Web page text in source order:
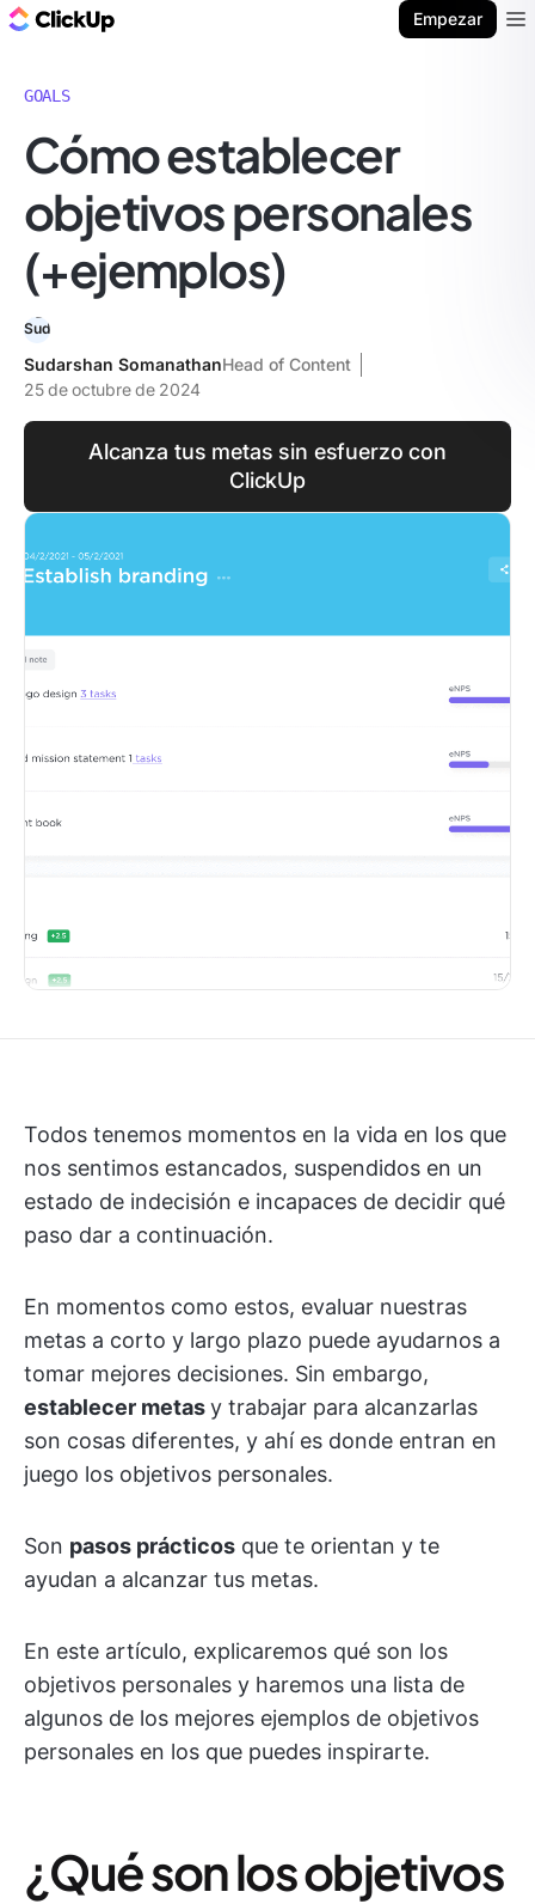
Empezar
GOALS
Cómo establecer
objetivos personales
(+ejemplos)
Sudarshan SomanathanHead of Content
25 de octubre de 2024
Alcanza tus metas sin esfuerzo con
ClickUp
Todos tenemos momentos en la vida en los que
nos sentimos estancados, suspendidos en un
estado de indecisión e incapaces de decidir qué
paso dar a continuación.
En momentos como estos, evaluar nuestras
metas a corto y largo plazo puede ayudarnos a
tomar mejores decisiones. Sin embargo,
establecer metasy trabajar para alcanzarlas
son cosas diferentes, y ahí es donde entran en
juego los objetivos personales.
Son pasos prácticos que te orientan y te
ayudan a alcanzar tus metas.
En este artículo, explicaremos qué son los
objetivos personales y haremos una lista de
algunos de los mejores ejemplos de objetivos
personales en los que puedes inspirarte.
¿Qué son los objetivos